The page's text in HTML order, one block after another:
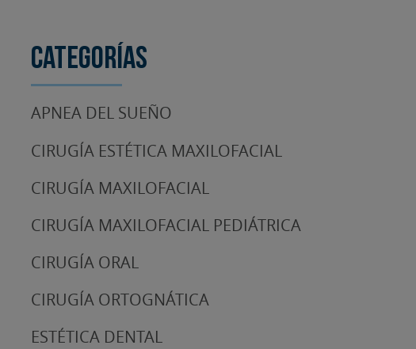
Categorías
APNEA DEL SUEÑO
CIRUGÍA ESTÉTICA MAXILOFACIAL
CIRUGÍA MAXILOFACIAL
CIRUGÍA MAXILOFACIAL PEDIÁTRICA
CIRUGÍA ORAL
CIRUGÍA ORTOGNÁTICA
ESTÉTICA DENTAL